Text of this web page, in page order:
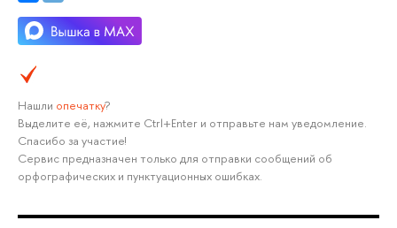
Нашли опечатку?
Выделите её, нажмите Ctrl+Enter и отправьте нам уведомление.
Спасибо за участие!
Сервис предназначен только для отправки сообщений об
орфографических и пунктуационных ошибках.